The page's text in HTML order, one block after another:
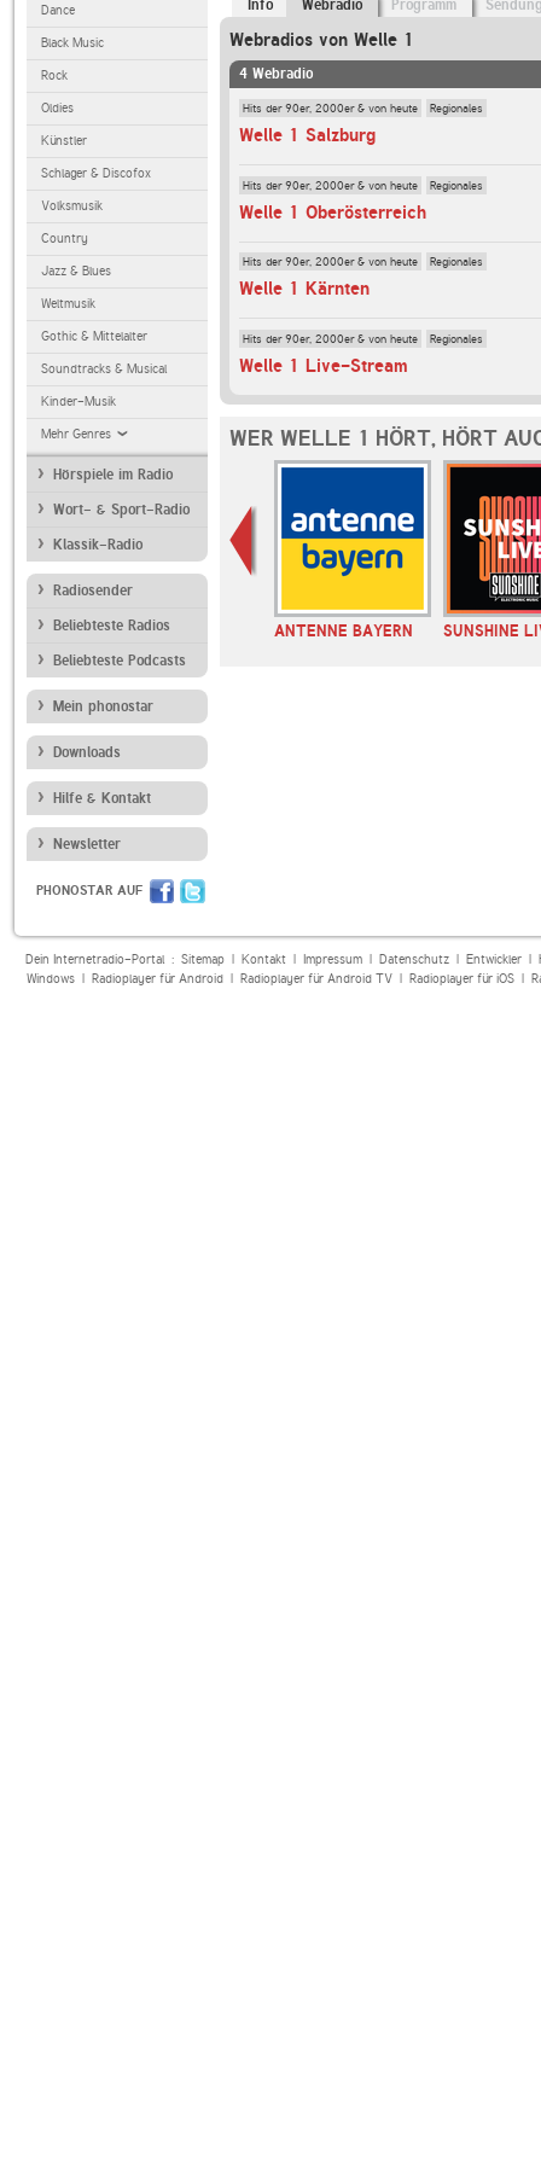
Dance
Black Music
Rock
Oldies
Künstler
Schlager & Discofox
Volksmusik
Country
Jazz & Blues
Weltmusik
Gothic & Mittelalter
Soundtracks & Musical
Kinder-Musik
Mehr Genres
Hörspiele im Radio
Wort- & Sport-Radio
Klassik-Radio
Radiosender
Beliebteste Radios
Beliebteste Podcasts
Mein phonostar
Downloads
Hilfe & Kontakt
Newsletter
PHONOSTAR AUF
Info Webradio Programm
Webradios von Welle 1
4 Webradio
Hits der 90er, 2000er & von heute Regionales
Welle 1 Salzburg
Hits der 90er, 2000er & von heute Regionales
Welle 1 Oberösterreich
Hits der 90er, 2000er & von heute Regionales
Welle 1 Kärnten
Hits der 90er, 2000er & von heute Regionales
Welle 1 Live-Stream
WER WELLE 1 HÖRT, HÖRT
98.8 KISS FM
ANTENNE BAYERN SUNSHINE
Dein Internetradio-Portal : Sitemap| Kontakt| Impressum| Datenschutz| Entwickler|
Windows| Radioplayer für Android| Radioplayer für Android TV| Radioplayer für iOS|